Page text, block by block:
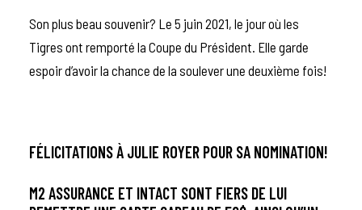
Son plus beau souvenir? Le 5 juin 2021, le jour où les
Tigres ont remporté la Coupe du Président. Elle garde
espoir d’avoir la chance de la soulever une deuxième fois!
FÉLICITATIONS À JULIE ROYER POUR SA NOMINATION!
M2 ASSURANCE ET INTACT SONT FIERS DE LUI